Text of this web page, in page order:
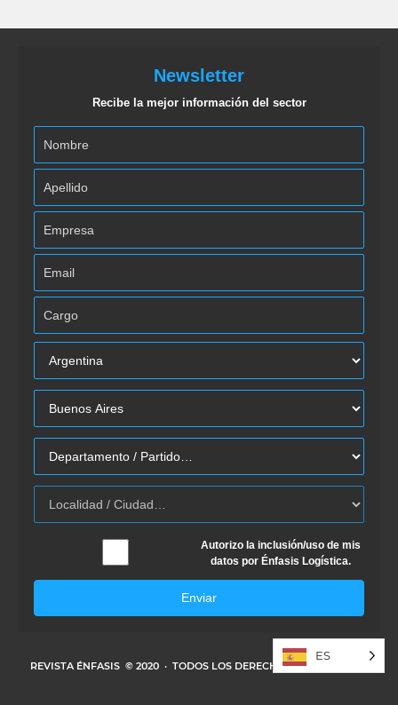
Newsletter
Recibe la mejor información del sector
Autorizo la inclusión/uso de mis
datos por Énfasis Logística.
Enviar
REVISTA ÉNFASIS © 2020 · TODOS LOS DERECHOS RESERVADOS
ES